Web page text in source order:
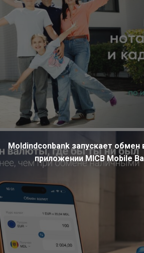
Moldindconbank запускает обмен
приложении MICB Mobile